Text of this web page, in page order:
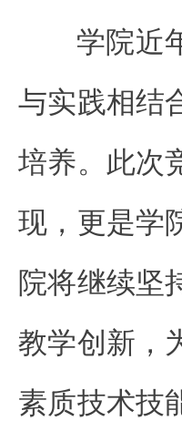
学院近
与实践相结
培养。此次
现，更是学
院将继续坚
教学创新，
素质技术技